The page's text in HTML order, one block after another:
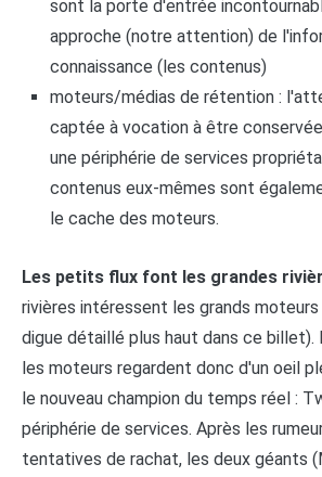
sont la porte d'entrée
approche (notre attention) de
connaissance (les contenus)
moteurs/médias de rétention :
captée à vocation à être
une périphérie de services
contenus eux-mêmes sont
le cache des moteurs.
Les petits flux font les grandes
rivières intéressent les grands
digue détaillé plus haut dans ce billet).
les moteurs regardent donc d'un oeil
le nouveau champion du temps réel :
périphérie de services. Après les
tentatives de rachat, les deux géants